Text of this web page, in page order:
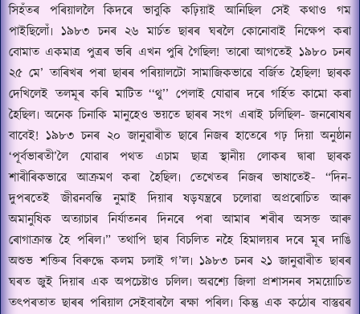
সিহঁতৰ পৰিয়াললৈ কিদৰে ভাবুকি কঢ়িয়াই আনিছিল সেই কথাও গম
পাইছিলোঁ৷ ১৯৮৩ চনৰ২৬ মাৰ্চত ছাৰৰ ঘৰলৈ কোনোবাই নিক্ষেপ কৰা
বোমাত একমাত্ৰ পুত্ৰৰ ভৰি এখন পুৰি গৈছিল! তাৰো আগতেই ১৯৮০ চনৰ
২৫ মে’তাৰিখৰ পৰা ছাৰৰ পৰিয়ালটো সামাজিকভাৱে বৰ্জিত হৈছিল! ছাৰক
দেখিলেই তলমূৰ কৰি মাটিত ‘‘থু’’ পেলাই যোৱাৰ দৰে গৰ্হিত কামো কৰা
হৈছিল৷ অনেক চিনাকি মানুহেও ভয়তে ছাৰৰ সংগ এৰাই চলিছিল- জনৰোষৰ
বাবেই! ১৯৮৩ চনৰ ২০ জানুৱাৰীত ছাৰে নিজৰ হাতেৰে গঢ় দিয়া অনুষ্ঠান
‘পূৰ্বভাৰতী’লৈ যোৱাৰ পথত এচাম ছাত্ৰ স্থানীয় লোকৰ দ্বাৰা ছাৰক
শাৰীৰিকভাৱে আক্ৰমণ কৰা হৈছিল৷ তেখেতৰ নিজৰ ভাষাতেই- “দিন-
দুপৰতেই জীৱনবন্তি নুমাই দিয়াৰ ষড়যন্ত্ৰৰে চলোৱা অপ্ৰৰোচিত আৰু
অমানুষিক অত্যাচাৰ নিৰ্যাতনৰ দিনৰে পৰা আমাৰ শৰীৰ অসক্ত আৰু
ৰোগাক্ৰান্ত হৈ পৰিল৷”তথাপি ছাৰ বিচলিত নহৈ হিমালয়ৰ দৰে মূৰ দাঙি
অশুভ শক্তিৰ বিৰুদ্ধে কলম চলাই গ’ল৷ ১৯৮৩ চনৰ ২১ জানুৱাৰীত ছাৰৰ
ঘৰত জুই দিয়াৰ এক অপচেষ্টাও চলিল৷ অৱশ্যে জিলা প্ৰশাসনৰ সময়োচিত
তৎপৰতাত ছাৰৰ পৰিয়াল সেইবাৰলৈ ৰক্ষা পৰিল৷ কিন্তু এক কঠোৰ বাস্তুৱৰ